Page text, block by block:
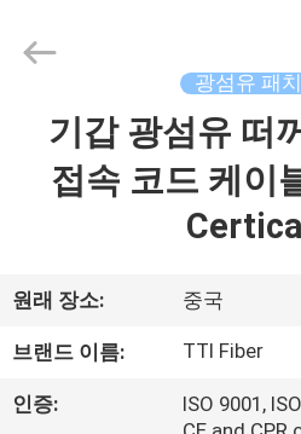
회
사
Reserved.
광섬유 패
기갑 광섬유 떠
접속 코드 케이
원래 장소: 중국
브랜드 이름: TTI Fiber
인증:
ISO 9001,